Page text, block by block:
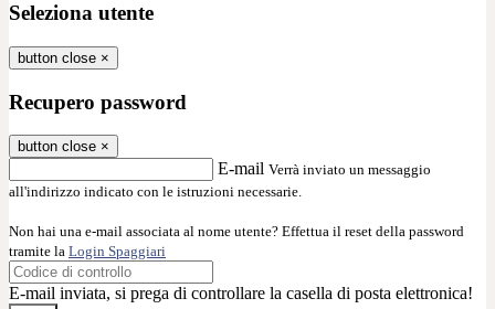
Seleziona utente
button close ×
Recupero password
button close ×
E-mail Verrà inviato un messaggio
all'indirizzo indicato con le istruzioni necessarie.
Non hai una e-mail associata al nome utente? Effettua il reset della password
tramite la Login Spaggiari
E-mail inviata, si prega di controllare la casella di posta elettronica!